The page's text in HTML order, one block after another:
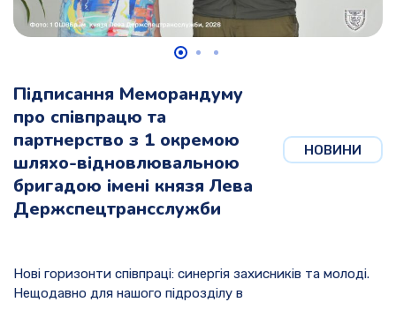
НОВИНИ
Підписання Меморандуму
про співпрацю та
партнерство з 1 окремою
шляхо-відновлювальною
бригадою імені князя Лева
Держспецтрансслужби
Нові горизонти співпраці: синергія захисників та молоді.
Нещодавно для нашого підрозділу в